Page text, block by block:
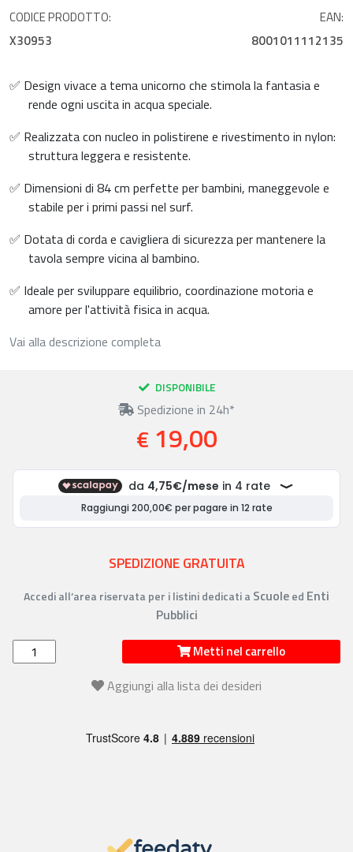
CODICE PRODOTTO:
X30953
EAN:
8001011112135
✅ Design vivace a tema unicorno che stimola la fantasia e
rende ogni uscita in acqua speciale.
✅ Realizzata con nucleo in polistirene e rivestimento in nylon:
struttura leggera e resistente.
✅ Dimensioni di 84 cm perfette per bambini, maneggevole e
stabile per i primi passi nel surf.
✅ Dotata di corda e cavigliera di sicurezza per mantenere la
tavola sempre vicina al bambino.
✅ Ideale per sviluppare equilibrio, coordinazione motoria e
amore per l'attività fisica in acqua.
Vai alla descrizione completa
DISPONIBILE
Spedizione in 24h*
€ 19,00
SPEDIZIONE GRATUITA
Accedi all’area riservata per i listini dedicati a Scuoleed Enti
Pubblici
Metti nel carrello
Aggiungi alla lista dei desideri